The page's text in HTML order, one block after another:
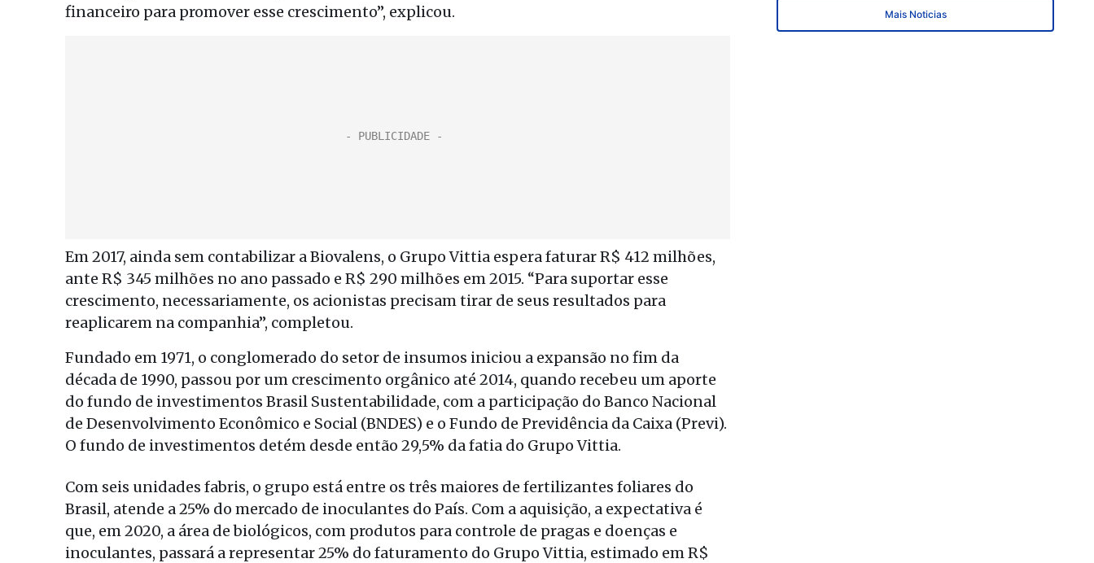
financeiro para promover esse crescimento”, explicou.
Em 2017, ainda sem contabilizar a Biovalens, o Grupo Vittia espera faturar R$ 412 milhões,
ante R$ 345 milhões no ano passado e R$ 290 milhões em 2015. “Para suportar esse
crescimento, necessariamente, os acionistas precisam tirar de seus resultados para
reaplicarem na companhia”, completou.
Fundado em 1971, o conglomerado do setor de insumos iniciou a expansão no fim da
década de 1990, passou por um crescimento orgânico até 2014, quando recebeu um aporte
do fundo de investimentos Brasil Sustentabilidade, com a participação do Banco Nacional
de Desenvolvimento Econômico e Social (BNDES) e o Fundo de Previdência da Caixa (Previ).
O fundo de investimentos detém desde então 29,5% da fatia do Grupo Vittia.
Com seis unidades fabris, o grupo está entre os três maiores de fertilizantes foliares do
Brasil, atende a 25% do mercado de inoculantes do País. Com a aquisição, a expectativa é
que, em 2020, a área de biológicos, com produtos para controle de pragas e doenças e
inoculantes, passará a representar 25% do faturamento do Grupo Vittia, estimado em R$